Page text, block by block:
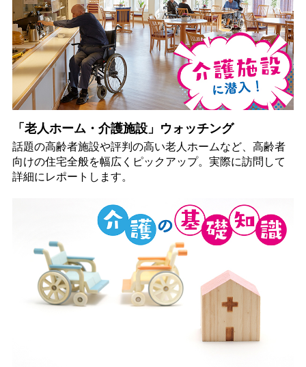
「老人ホーム・介護施設」ウォッチング
話題の高齢者施設や評判の高い老人ホームなど、高齢者
向けの住宅全般を幅広くピックアップ。実際に訪問して
詳細にレポートします。